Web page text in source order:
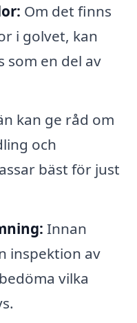
Om det finns
i golvet, kan
som en del av
kan ge råd om
och
bäst för just
Innan
inspektion av
vilka